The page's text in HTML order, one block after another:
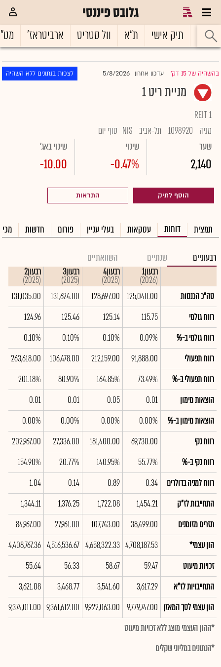
גלובס פיננסי
ראשי תיק אישי ת"א וול סטריט ארביטראז'
בהשהיה של 15 דק' |עדכון אחרון 5/8/2026 לצפות בנתונים ללא השהיה
מניית ריט 1
REIT 1
מניה
1098920 תל-אביב NIS סוף יום
שער
2,140
שינוי
-0.47%
שינוי באג'
-10.00
הוסף לתיק התראות
תמצית דוחות עסקאות בעלי עניין פורום חדשות
רבעוניים שנתיים השוואתיים
רבעון1
(2026)
רבעון4
(2025)
רבעון3
(2025)
רבעון2
(2025)
סה"כ הכנסות
125,040.00
128,697.00
131,624.00
131,035.00
רווח גולמי
115.75
125.14
125.46
124.96
רווח גולמי ב-%
0.09%
0.10%
0.10%
0.10%
רווח תפעולי
91,888.00
212,159.00
106,478.00
263,618.00
רווח תפעולי ב-%
73.49%
164.85%
80.90%
201.18%
הוצאות מימון
0.01
0.05
0.01
0.01
הוצאות מימון ב-%
0.00%
0.00%
0.00%
0.00%
רווח נקי
69,730.00
181,400.00
27,336.00
202,967.00
רווח נקי ב-%
55.77%
140.95%
20.77%
154.90%
רווח למניה בדולרים
0.34
0.89
0.14
1.04
התחייבות לז"ק
1,454.21
1,722.08
1,376.25
1,344.11
תזרים מזומנים
38,499.00
107,743.00
27,961.00
84,967.00
הון עצמי*
4,708,187.53
4,658,322.33
4,516,536.67
4,408,767.36
זכויות מיעוט
59.47
58.67
56.33
55.64
התחייבויות לז"א
3,617.29
3,541.60
3,468.77
3,621.08
הון עצמי לסך המאזן 9,779,747.00
9,922,063.00
9,361,612.00
9,374,011.00
*ההון העצמי מוצג ללא זכויות מיעוט
*הנתונים במליוני שקלים